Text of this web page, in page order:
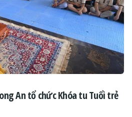
An tổ chức Khóa tu Tuổi trẻ